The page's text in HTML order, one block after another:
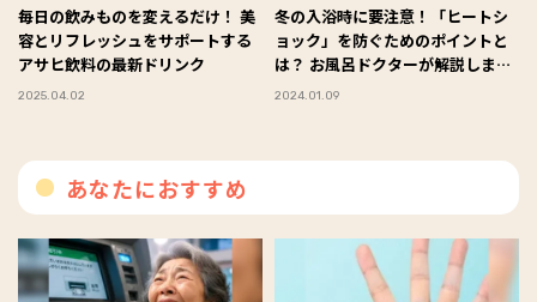
毎日の飲みものを変えるだけ！ 美
容とリフレッシュをサポートする
アサヒ飲料の最新ドリンク
2025.04.02
冬の入浴時に要注意！「ヒートシ
ョック」を防ぐためのポイントと
は？ お風呂ドクターが解説しま
す！
2024.01.09
あなたにおすすめ